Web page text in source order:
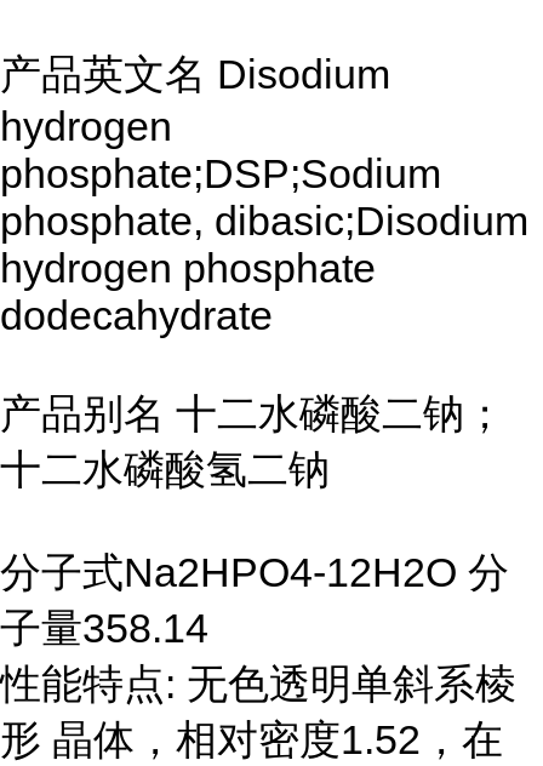
产品英文名 Disodium
hydrogen
phosphate;DSP;Sodium
phosphate, dibasic;Disodium
hydrogen phosphate
dodecahydrate
产品别名 十二水磷酸二钠；
十二水磷酸氢二钠
分子式Na2HPO4-12H2O 分
子量358.14
性能特点: 无色透明单斜系棱
形 晶体，相对密度1.52，在